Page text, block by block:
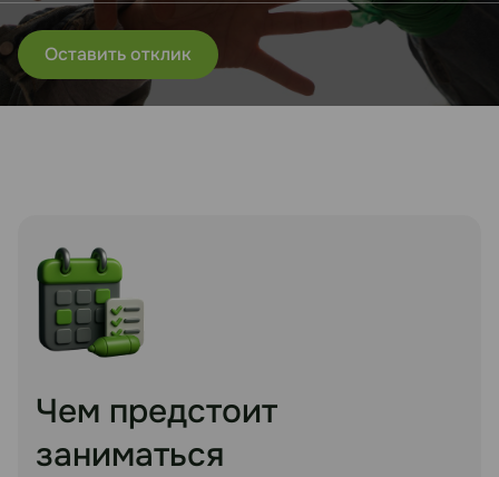
Оставить отклик
Чем предстоит
заниматься